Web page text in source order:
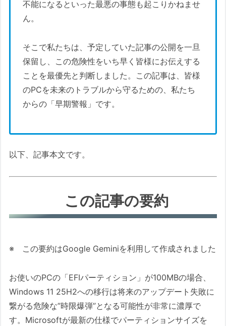
不能になるといった最悪の事態も起こりかねませ
ん。
そこで私たちは、予定していた記事の公開を一旦
保留し、この危険性をいち早く皆様にお伝えする
ことを最優先と判断しました。この記事は、皆様
のPCを未来のトラブルから守るための、私たち
からの「早期警報」です。
以下、記事本文です。
この記事の要約
※ この要約はGoogle Geminiを利用して作成されました
お使いのPCの「EFIパーティション」が100MBの場合、
Windows 11 25H2への移行は将来のアップデート失敗に
繋がる危険な”時限爆弾”となる可能性が非常に濃厚で
す。Microsoftが最新の仕様でパーティションサイズを